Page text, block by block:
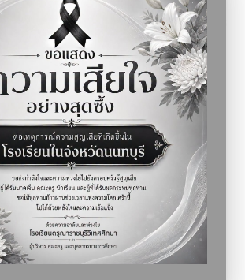
นที่อยู่โรงเรียนของคุณพ่อยอห์น บอสโก เราได้
ทธิ์อยู่ที่การเป็นผู้มีความร่าเริงอยู่เสมอ และอยู่ที่
ของตนให้ครบถ้วนมิให้ขาดตกบกพร่อง
เอกลักษณ์
ยนแห่งการส่งเสริม
ทางภาษาอังกฤษ”
Proficiency School: PEP School)
มแผนพัฒนาหรือแผนกลยุทธ์ของโรงเรียนดรุณา
ผ่านความเห็นของคณะผู้บริหารและบุคลากรใน
มเห็นชอบของคณะกรรมการสถานศึกษานั้น ยืน
กแผนที่ได้วางเอาไว้นั้นเป็นสิ่งที่ดีและจำเป็น แต่
ลี่ยนหรือบูรณาการได้ตามสภาพการณ์และ